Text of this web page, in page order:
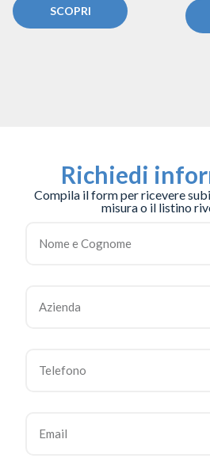
SCOPRI
Richiedi
Compila il form per ricevere
misura o il listino